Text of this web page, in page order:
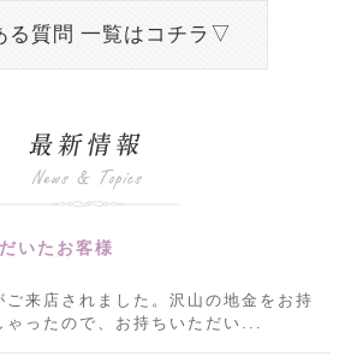
る質問 一覧はコチラ▽
いたお客様
ご来店されました。沢山の地金をお持
ゃったので、お持ちいただい...